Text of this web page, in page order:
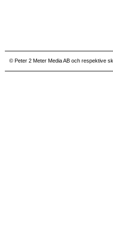
© Peter 2 Meter Media AB och respektive